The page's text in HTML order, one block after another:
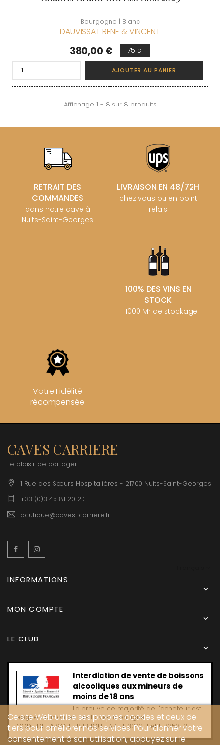
Bourgogne | Blanc
DAUVISSAT RENE & VINCENT
Prix
380,00 € 75 cl
AJOUTER AU PANIER
Affichage 1 - 8 sur 8 produits
RETRAIT DES
COMMANDES
dans notre cave à
Nuits-Saint-Georges
LIVRAISON EN 48/72H
chez vous ou en point
relais
100% DES VINS EN
STOCK
+ 1000 M² de stockage
Votre Fidélité
récompensée
CAVES CARRIERE
Le plaisir de partager
1 Rue des Sœurs Hospitalières - 21700 Nuits-Saint-Georges
+33 (0)3 45 81 20 20
boutique@caves-carriere.fr
Facebook
INFORMATIONS

MON COMPTE

LE CLUB

Interdiction de vente de boissons
alcooliques aux mineurs de
moins de 18 ans
La preuve de majorité de l'acheteur est
exigée au moment de la vente en ligne
CODE DE LA SANTË PUBLIQUE, ART. L 3342-1 et L. 3353-3
Ce site Web utilise ses propres cookies et ceux de
tiers pour améliorer nos services. Pour donner votre
consentement à son utilisation, appuyez sur le